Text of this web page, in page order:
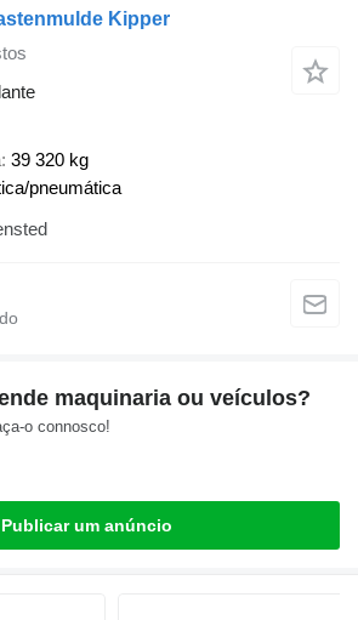
Kipper
39 320 kg
pneumática
maquinaria ou veículos?
o connosco!
Publicar um anúncio